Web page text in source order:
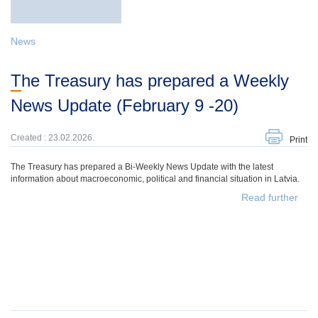
News
The Treasury has prepared a Weekly
News Update (February 9 -20)
Created : 23.02.2026. Print
The Treasury has prepared a Bi-Weekly News Update with the latest
information about macroeconomic, political and financial situation in Latvia.
Read further